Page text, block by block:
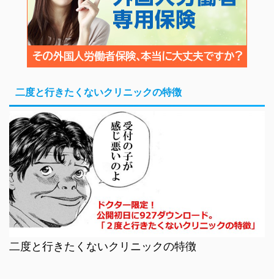
二度と行きたくないクリニックの特徴
二度と行きたくないクリニックの特徴